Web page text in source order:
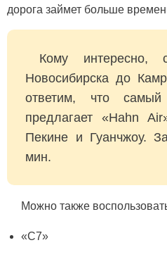
дорога займет больше
Кому интересно,
Новосибирска до
ответим, что
предлагает «Hahn
Пекине и Гуанчжоу.
мин.
Можно также
«С7»